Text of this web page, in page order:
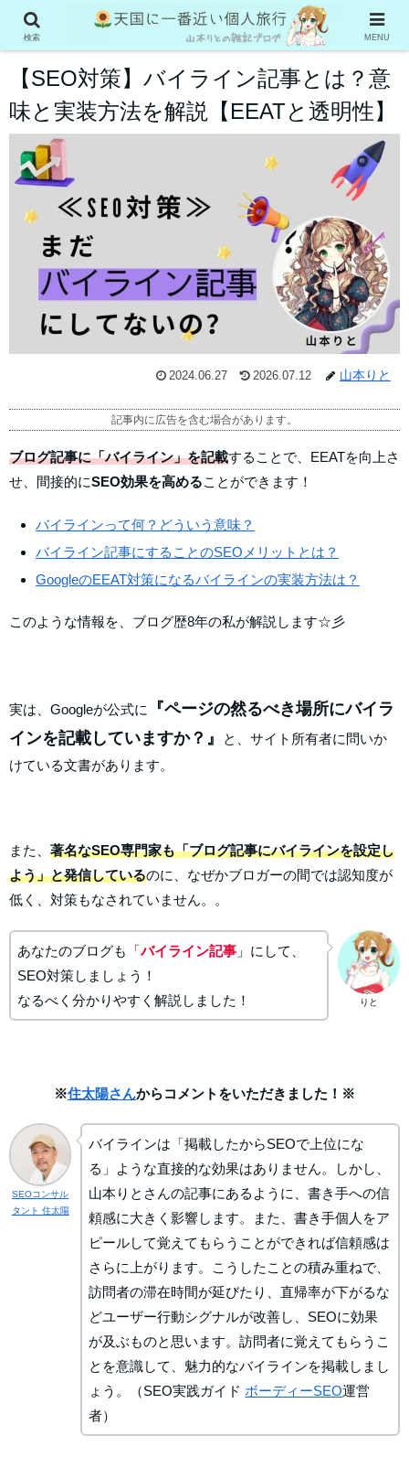
雑記ブログで稼ぐ
【SEO対策】バイライン記事とは？意
味と実装方法を解説【EEATと透明性】
2024.06.27 2026.07.12 山本りと
記事内に広告を含む場合があります。
ブログ記事に「バイライン」を記載することで、EEATを向上さ
せ、間接的にSEO効果を高めることができます！
バイラインって何？どういう意味？
バイライン記事にすることのSEOメリットとは？
GoogleのEEAT対策になるバイラインの実装方法は？
このような情報を、ブログ歴8年の私が解説します☆彡
実は、Googleが公式に
『ページの然るべき場所にバイラ
インを記載していますか？』
と、サイト所有者に問いか
けている文書があります。
また、 著名なSEO専門家も「ブログ記事にバイラインを設定し
よう」と発信しているのに、なぜかブロガーの間では認知度が
低く、対策もなされていません。。
りと
あなたのブログも「バイライン記事 」にして、
SEO対策しましょう！
なるべく分かりやすく解説しました！
※住太陽さんからコメントをいただきました！※
SEOコンサル
タント 住太陽
バイラインは「掲載したからSEOで上位にな
る」ような直接的な効果はありません。しかし、
山本りとさんの記事にあるように、書き手への信
頼感に大きく影響します。また、書き手個人をア
ピールして覚えてもらうことができれば信頼感は
さらに上がります。 こうしたことの積み重ねで、
訪問者の滞在時間が延びたり、直帰率が下がるな
どユーザー行動シグナルが改善し、SEOに効果
が及ぶものと思います。訪問者に覚えてもらうこ
とを意識して、魅力的なバイラインを掲載しまし
ょう。（SEO実践ガイド ボーディーSEO運営
者）
検索 MENU